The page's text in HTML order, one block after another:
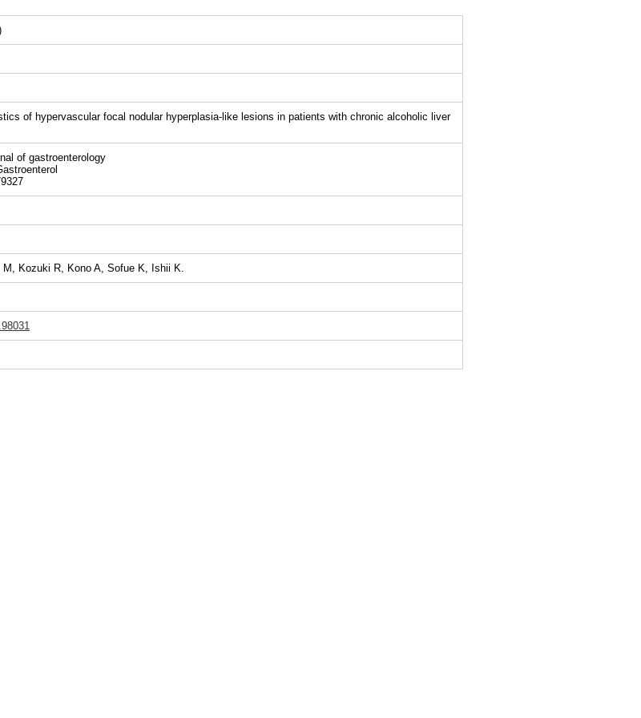
of hypervascular focal nodular hyperplasia-like lesions in patients with chronic alcoholic liver
of gastroenterology
M, Kozuki R, Kono A, Sofue K, Ishii K.